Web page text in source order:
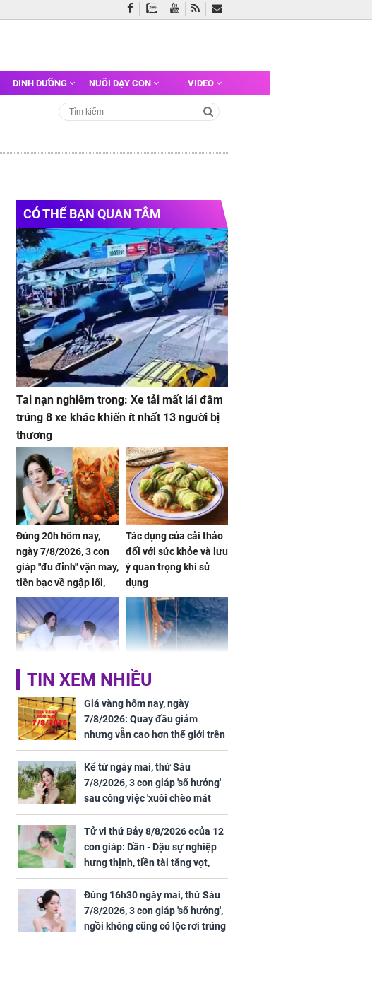
DINH DƯỠNG NUÔI DẠY CON VIDEO
CÓ THỂ BẠN QUAN TÂM
Tai nạn nghiêm trong: Xe tải mất lái đâm
trúng 8 xe khác khiến ít nhất 13 người bị
thương
Đúng 20h hôm nay,
ngày 7/8/2026, 3 con
giáp "đu đỉnh" vận may,
tiền bạc về ngập lối,
đón lộc ấm no, tình
tiền viên mãn
Tác dụng của cải thảo
đối với sức khỏe và lưu
ý quan trọng khi sử
dụng
Phát hiện vợ giấu
chuyện từng có chồng,
tôi đòi ly hôn nhưng
sững sờ khi nghe mẹ
tôi buông câu này
Ngư dân mất tích đã
được tìm thấy còn
sống sau 26 ngày lênh
đênh trên biển Thái
Bình Dương
sau tin đồn thay tim,
cởi áo chứng minh sức
khỏe
TIN XEM NHIỀU
Giá vàng hôm nay, ngày
7/8/2026: Quay đầu giảm
nhưng vẫn cao hơn thế giới trên
7 triệu đồng
Kể từ ngày mai, thứ Sáu
7/8/2026, 3 con giáp 'số hưởng'
sau công việc 'xuôi chèo mát
mái', tiền tài 'thu về như nước',
tình duyên viên mãn
Tử vi thứ Bảy 8/8/2026 ocủa 12
con giáp: Dần - Dậu sự nghiệp
hưng thịnh, tiền tài tăng vọt,
Mão - Thân công việc bất trắc,
tiền mất tật mang
Đúng 16h30 ngày mai, thứ Sáu
7/8/2026, 3 con giáp 'số hưởng',
ngồi không cũng có lộc rơi trúng